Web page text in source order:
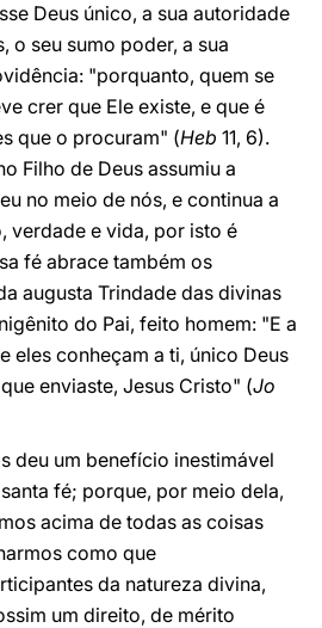
Deus único, a sua autoridade
o seu sumo poder, a sua
"porquanto, quem se
crer que Ele existe, e que é
que o procuram" (Heb 11, 6).
Filho de Deus assumiu a
no meio de nós, e continua a
verdade e vida, por isto é
fé abrace também os
augusta Trindade das divinas
do Pai, feito homem: "E a
eles conheçam a ti, único Deus
enviaste, Jesus Cristo" (Jo
deu um benefício inestimável
fé; porque, por meio dela,
acima de todas as coisas
como que
da natureza divina,
um direito, de mérito